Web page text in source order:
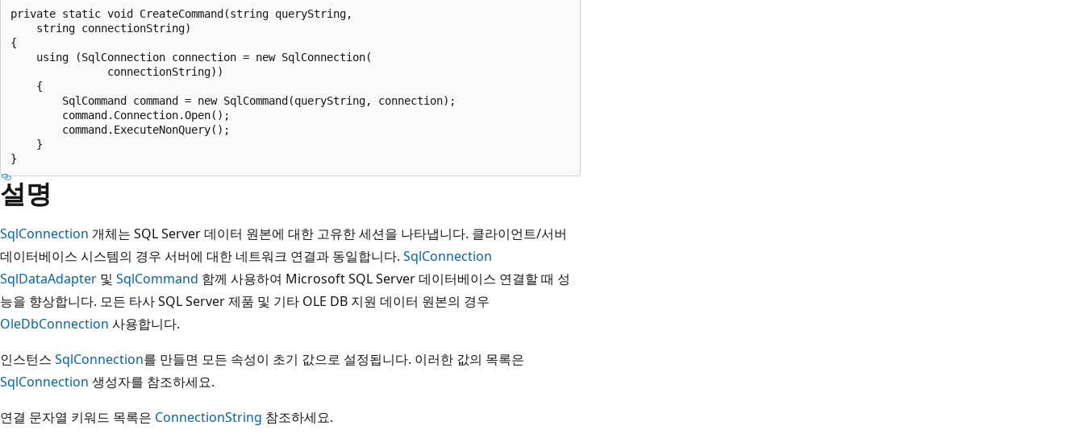
private static void CreateCommand(string queryString,
    string connectionString)
{
    using (SqlConnection connection = new SqlConnection(
               connectionString))
    {
        SqlCommand command = new SqlCommand(queryString, connection);
        command.Connection.Open();
        command.ExecuteNonQuery();
    }
설명
SqlConnection 개체는 SQL Server 데이터 원본에 대한 고유한 세션을 나타냅니다. 클라이언트/서버
데이터베이스 시스템의 경우 서버에 대한 네트워크 연결과 동일합니다. SqlConnection
SqlDataAdapter 및 SqlCommand 함께 사용하여 Microsoft SQL Server 데이터베이스 연결할 때 성
능을 향상합니다. 모든 타사 SQL Server 제품 및 기타 OLE DB 지원 데이터 원본의 경우
OleDbConnection 사용합니다.
인스턴스 SqlConnection를 만들면 모든 속성이 초기 값으로 설정됩니다. 이러한 값의 목록은
SqlConnection 생성자를 참조하세요.
연결 문자열 키워드 목록은 ConnectionString 참조하세요.